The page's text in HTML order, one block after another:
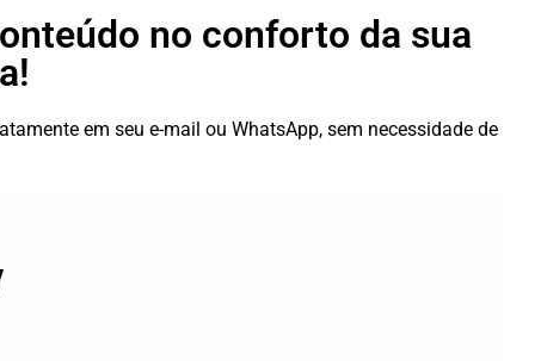
no conforto da sua
em seu e-mail ou WhatsApp, sem necessidade de